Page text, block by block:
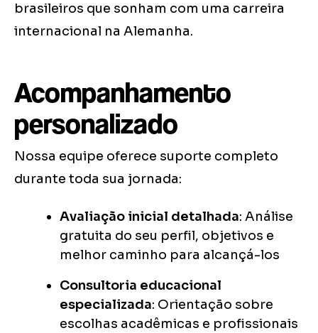
brasileiros que sonham com uma carreira
internacional na Alemanha.
Acompanhamento
personalizado
Nossa equipe oferece suporte completo
durante toda sua jornada:
Avaliação inicial detalhada: Análise
gratuita do seu perfil, objetivos e
melhor caminho para alcançá-los
Consultoria educacional
especializada: Orientação sobre
escolhas acadêmicas e profissionais